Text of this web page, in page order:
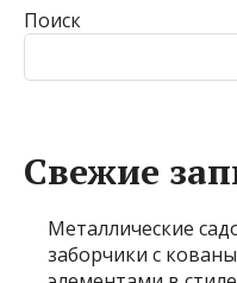
Поиск
Свежие
Металлические
заборчики с